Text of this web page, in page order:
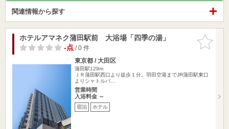
関連情報から探す
お気に入
りに追加
ホテルアマネク蒲田駅前 大浴場「四季の湯」
-点/ 0 件
東京都 / 大田区
蒲田駅129m
ＪＲ蒲田駅西口より徒歩１分。羽田空港までJR蒲田駅東口
よりシャトルバ…
営業時間
入浴料金 ～
宿泊 ホテル